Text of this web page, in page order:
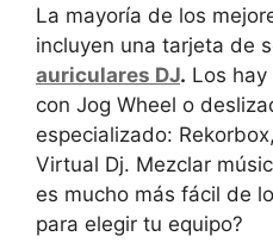
La mayoría de los
incluyen una tarjeta de
auriculares DJ. Los
con Jog Wheel o
especializado:
Virtual Dj. Mezclar
es mucho más fácil de
para elegir tu equipo?